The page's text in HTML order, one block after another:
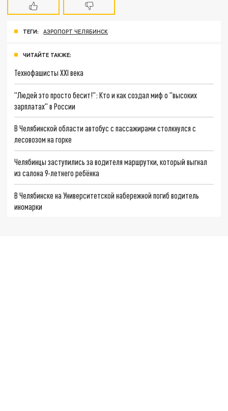
ТЕГИ: АЭРОПОРТ ЧЕЛЯБИНСК
ЧИТАЙТЕ ТАКЖЕ:
Технофашисты XXI века
"Людей это просто бесит!": Кто и как создал миф о "высоких
зарплатах" в России
В Челябинской области автобус с пассажирами столкнулся с
лесовозом на горке
Челябинцы заступились за водителя маршрутки, который выгнал
из салона 9-летнего ребёнка
В Челябинске на Университетской набережной погиб водитель
иномарки